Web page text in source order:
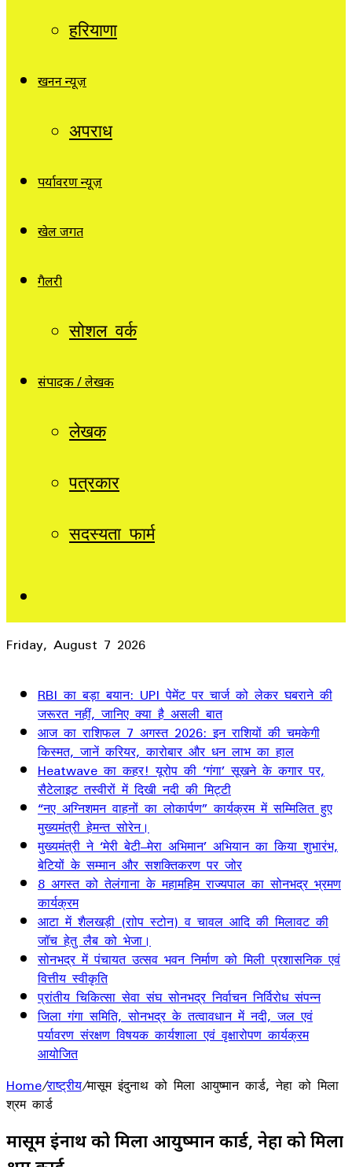
हरियाणा
खनन न्यूज़
अपराध
पर्यावरण न्यूज़
खेल जगत
गैलरी
सोशल वर्क
संपादक / लेखक
लेखक
पत्रकार
सदस्यता फार्म
Friday, August 7 2026
RBI का बड़ा बयान: UPI पेमेंट पर चार्ज को लेकर घबराने की
जरूरत नहीं, जानिए क्या है असली बात
आज का राशिफल 7 अगस्त 2026: इन राशियों की चमकेगी
किस्मत, जानें करियर, कारोबार और धन लाभ का हाल
Heatwave का कहर! यूरोप की ‘गंगा’ सूखने के कगार पर,
सैटेलाइट तस्वीरों में दिखी नदी की मिट्टी
“नए अग्निशमन वाहनों का लोकार्पण” कार्यक्रम में सम्मिलित हुए
मुख्यमंत्री हेमन्त सोरेन।
मुख्यमंत्री ने ‘मेरी बेटी–मेरा अभिमान’ अभियान का किया शुभारंभ,
बेटियों के सम्मान और सशक्तिकरण पर जोर
8 अगस्त को तेलंगाना के महामहिम राज्यपाल का सोनभद्र भ्रमण
कार्यक्रम
आटा में शैलखड़ी (राोप स्टोन) व चावल आदि की मिलावट की
जॉच हेतु लैब को भेजा।
सोनभद्र में पंचायत उत्सव भवन निर्माण को मिली प्रशासनिक एवं
वित्तीय स्वीकृति
प्रांतीय चिकित्सा सेवा संघ सोनभद्र निर्वाचन निर्विरोध संपन्न
जिला गंगा समिति, सोनभद्र के तत्वावधान में नदी, जल एवं
पर्यावरण संरक्षण विषयक कार्यशाला एवं वृक्षारोपण कार्यक्रम
आयोजित
Home/राष्ट्रीय/मासूम इंदुनाथ को मिला आयुष्मान कार्ड, नेहा को मिला
श्रम कार्ड
मासूम इंदुनाथ को मिला आयुष्मान कार्ड, नेहा को मिला